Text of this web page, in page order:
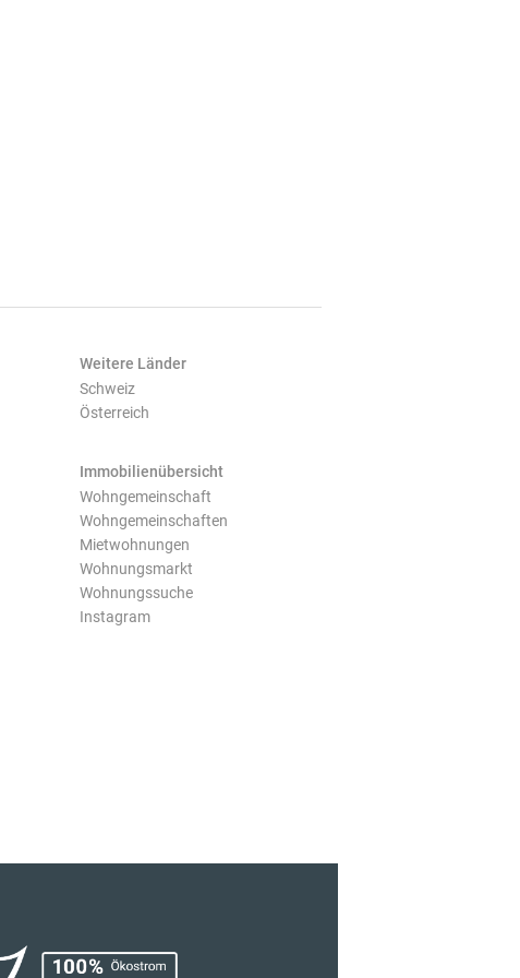
Weitere Länder
Schweiz
Österreich
Immobilienübersicht
Wohngemeinschaft
Wohngemeinschaften
Mietwohnungen
Wohnungsmarkt
Wohnungssuche
Instagram